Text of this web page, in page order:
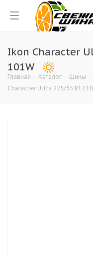
Ikon Character
101W
Главная - Каталог - Шины -
Character Ultra 225/55 R17